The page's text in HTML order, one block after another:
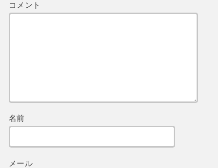
コメント
名前
メール